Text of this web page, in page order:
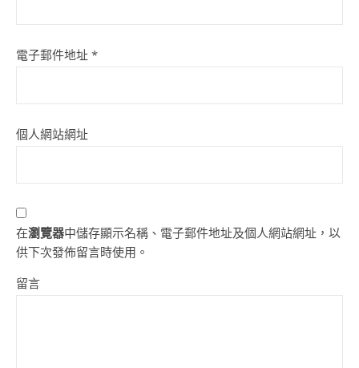
電子郵件地址 *
個人網站網址
在瀏覽器中儲存顯示名稱、電子郵件地址及個人網站網址，以
供下次發佈留言時使用。
留言